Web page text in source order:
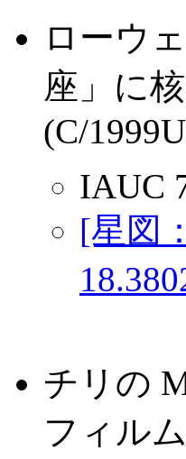
ローウ
座」に
(C/
IAUC
[星図
チリの
フィル